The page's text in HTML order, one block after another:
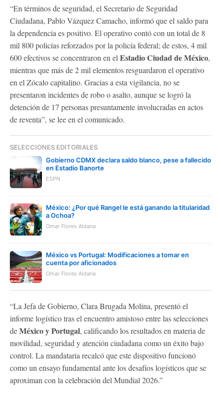
“En términos de seguridad, el Secretario de Seguridad
Ciudadana, Pablo Vázquez Camacho, informó que el saldo para
la dependencia es positivo. El operativo contó con un total de 8
mil 800 policías reforzados por la policía federal; de estos, 4 mil
600 efectivos se concentraron en el Estadio Ciudad de México,
mientras que más de 2 mil elementos resguardaron el operativo
en el Zócalo capitalino. Gracias a esta vigilancia, no se
presentaron incidentes de robo o asalto, aunque se logró la
detención de 17 personas presuntamente involucradas en actos
de reventa”, se lee en el comunicado.
SELECCIONES EDITORIALES
Gobierno CDMX declara saldo blanco, pese a fallecido
en Estadio Banorte
ESPN
México: ¿Por qué Rangel le está ganando la titularidad
a Ochoa?
Omar Flores Aldana
México vs Portugal: Modificaciones a tomar en
cuenta por aficionados
Omar Flores Aldana
“La Jefa de Gobierno, Clara Brugada Molina, presentó el
informe logístico tras el encuentro amistoso entre las selecciones
deMéxico y Portugal, calificando los resultados en materia de
movilidad, seguridad y atención ciudadana como un éxito bajo
control. La mandataria recalcó que este dispositivo funcionó
como un ensayo fundamental ante los desafíos logísticos que se
aproximan con la celebración del Mundial 2026.”